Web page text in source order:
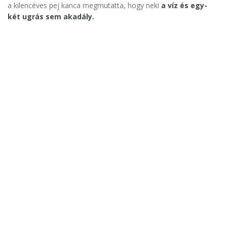
a kilencéves pej kanca megmutatta, hogy neki a víz és egy-
két ugrás sem akadály.